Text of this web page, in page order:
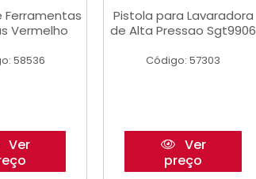
Ferramentas
Vermelho
58536
Ver
Pistola para Lavaradora
de Alta Pressao Sgt9906
Código: 57303
Ver
preço